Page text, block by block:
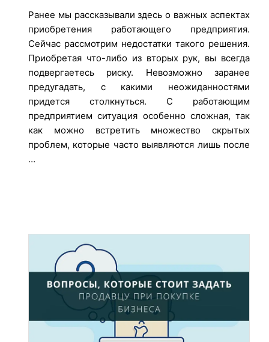
Ранее мы рассказывали здесь о важных аспектах
приобретения работающего предприятия.
Сейчас рассмотрим недостатки такого решения.
Приобретая что-либо из вторых рук, вы всегда
подвергаетесь риску. Невозможно заранее
предугадать, с какими неожиданностями
придется столкнуться. С работающим
предприятием ситуация особенно сложная, так
как можно встретить множество скрытых
проблем, которые часто выявляются лишь после
…